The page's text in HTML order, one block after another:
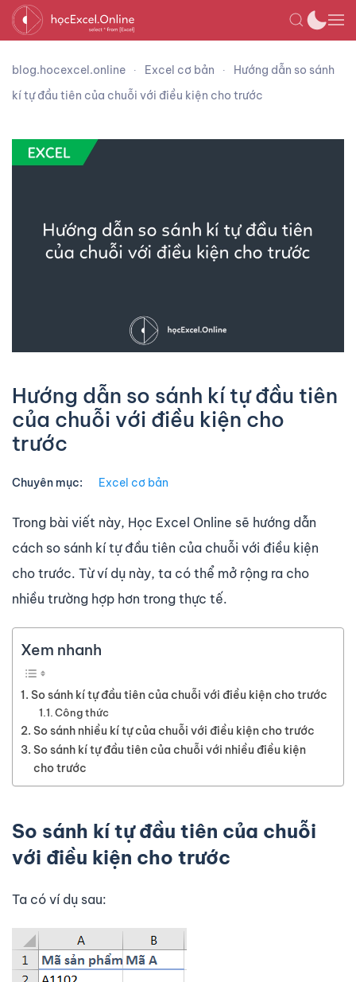
blog.hocexcel.online Excel cơ bản
Hướng dẫn so sánh
kí tự đầu tiên của chuỗi với điều kiện cho trước
Hướng dẫn so sánh kí tự đầu tiên
của chuỗi với điều kiện cho
trước
Chuyên mục: Excel cơ bản
Trong bài viết này, Học Excel Online sẽ hướng dẫn
cách so sánh kí tự đầu tiên của chuỗi với điều kiện
cho trước. Từ ví dụ này, ta có thể mở rộng ra cho
nhiều trường hợp hơn trong thực tế.
Xem nhanh
So sánh kí tự đầu tiên của chuỗi với điều kiện cho trước
Công thức
So sánh nhiều kí tự của chuỗi với điều kiện cho trước
So sánh kí tự đầu tiên của chuỗi với nhiều điều kiện
cho trước
So sánh kí tự đầu tiên của chuỗi
với điều kiện cho trước
Ta có ví dụ sau: